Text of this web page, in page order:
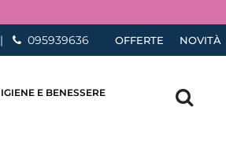
095939636 OFFERTE NOVITÀ
IGIENE E BENESSERE